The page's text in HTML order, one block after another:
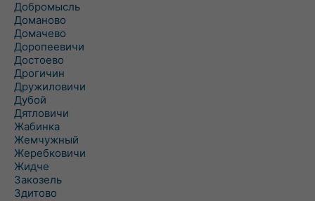
Добромысль
Доманово
Домачево
Доропеевичи
Достоево
Дрогичин
Дружиловичи
Дубой
Дятловичи
Жабинка
Жемчужный
Жеребковичи
Жидче
Закозель
Здитово